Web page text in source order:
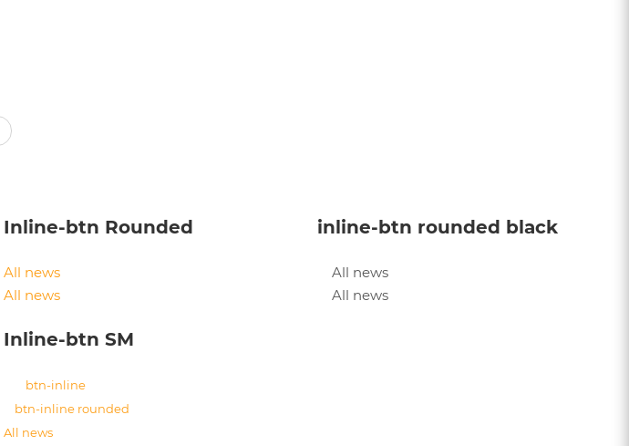
Inline-btn Rounded
All news
All news
inline-btn rounded black
All news
All news
Inline-btn SM
btn-inline
btn-inline rounded
All news